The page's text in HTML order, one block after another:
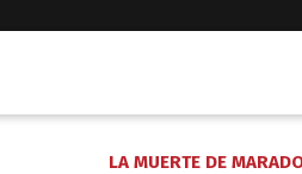
LA MUERTE DE